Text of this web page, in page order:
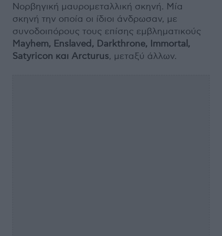
Νορβηγική μαυρομεταλλική σκηνή. Μία
σκηνή την οποία οι ίδιοι άνδρωσαν, με
συνοδοιπόρους τους επίσης εμβληματικούς
Mayhem, Enslaved, Darkthrone, Immortal,
Satyricon και Arcturus, μεταξύ άλλων.